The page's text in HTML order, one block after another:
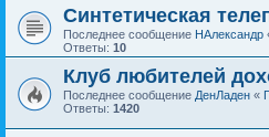
Синтетическая
Последнее сообщение НАлександр
Ответы: 10
Клуб любителей
Последнее сообщение ДенЛаден «
Ответы: 1420